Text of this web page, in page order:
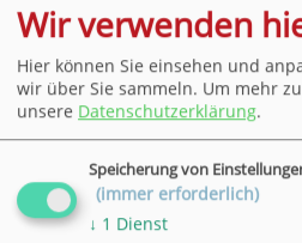
VHS Hauptgeschäftsstelle
Bahnhofsallee 7, 37081
Tel. +49 551 4952-0,E-Mail
» weitere Informationen
Wir verwenden
Hier können Sie einsehen und
wir über Sie sammeln. Um mehr
unsere Datenschutzerklärung.
Speicherung von
(immer erforderlich)
↓ 1 Dienst